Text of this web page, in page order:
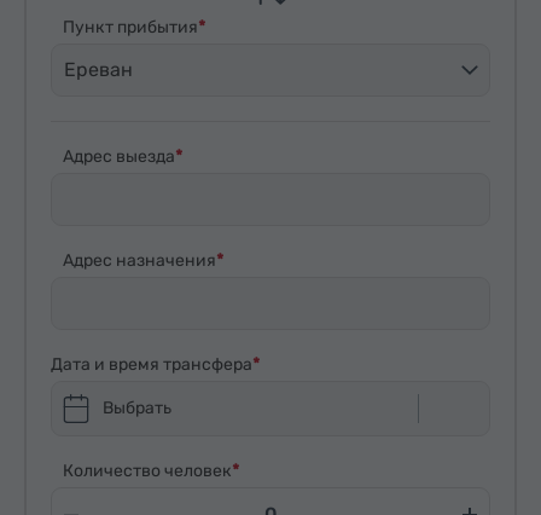
Пункт прибытия
Ереван
Адрес выезда
Адрес назначения
Дата и время трансфера
Выбрать
Количество человек